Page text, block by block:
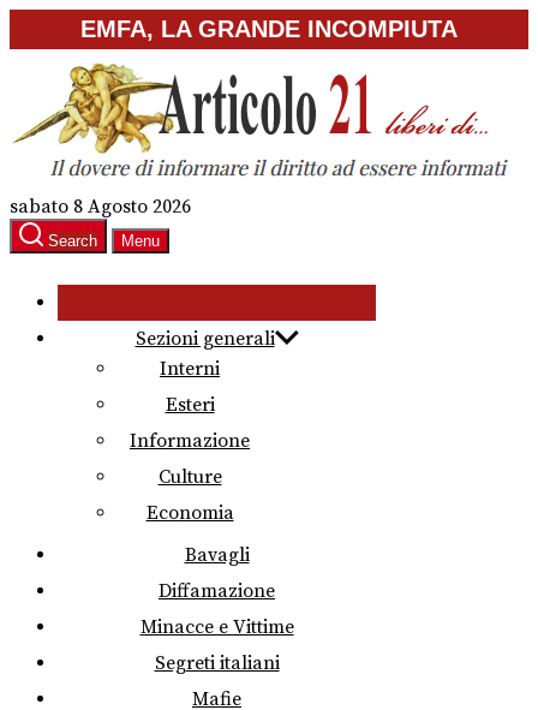
to
content
EMFA, LA GRANDE INCOMPIUTA
sabato 8 Agosto 2026
Search Menu
Sezioni generali
Interni
Esteri
Informazione
Culture
Economia
Bavagli
Diffamazione
Minacce e Vittime
Segreti italiani
Mafie